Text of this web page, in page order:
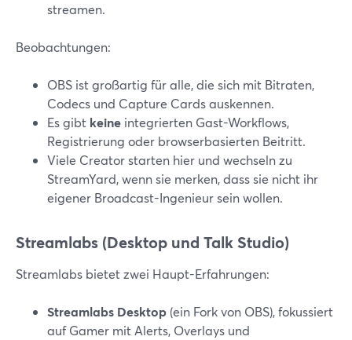
streamen.
Beobachtungen:
OBS ist großartig für alle, die sich mit Bitraten,
Codecs und Capture Cards auskennen.
Es gibt keine integrierten Gast-Workflows,
Registrierung oder browserbasierten Beitritt.
Viele Creator starten hier und wechseln zu
StreamYard, wenn sie merken, dass sie nicht ihr
eigener Broadcast-Ingenieur sein wollen.
Streamlabs (Desktop und Talk Studio)
Streamlabs bietet zwei Haupt-Erfahrungen:
Streamlabs Desktop (ein Fork von OBS), fokussiert
auf Gamer mit Alerts, Overlays und